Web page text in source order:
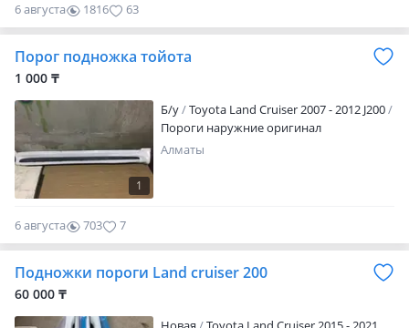
6 августа 1816 63
Порог подножка тойота
1 000 ₸
1
Б/y
Toyota Land Cruiser 2007 - 2012 J200
Пороги наружние оригинал
Алматы
6 августа 703 7
Подножки пороги Land cruiser 200
60 000 ₸